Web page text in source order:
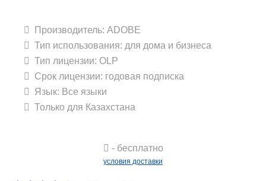
Производитель: ADOBE
Тип использования: для дома и бизнеса
Тип лицензии: OLP
Срок лицензии: годовая подписка
Язык: Все языки
Только для Казахстана
- бесплатно
условия доставки